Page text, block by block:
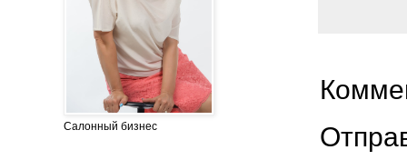
Салонный бизнес